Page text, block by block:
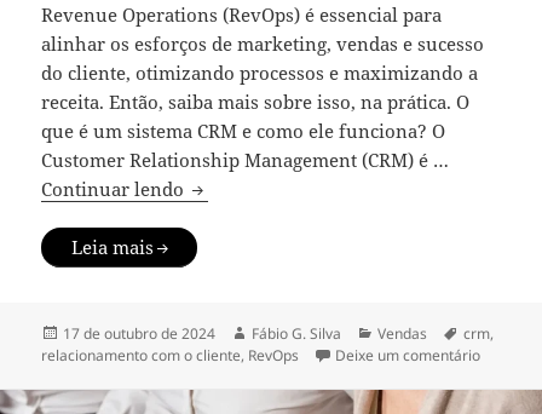
Revenue Operations (RevOps) é essencial para
alinhar os esforços de marketing, vendas e sucesso
do cliente, otimizando processos e maximizando a
receita. Então, saiba mais sobre isso, na prática. O
que é um sistema CRM e como ele funciona? O
Customer Relationship Management (CRM) é …
Continuar lendo Como implementar um sistema CRM
Leia mais
Publicado
em
17 de outubro de 2024 Autor
Fábio G. Silva Categorias
Vendas Tags
crm,
relacionamento com o cliente, RevOps Deixe um comentárioem